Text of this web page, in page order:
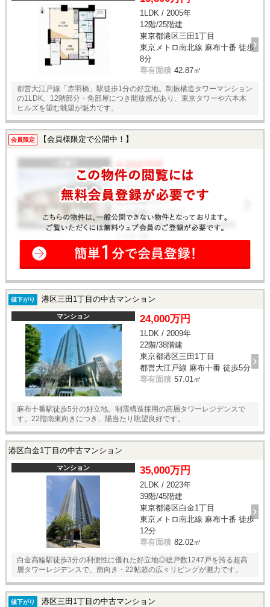
1LDK / 2005年
12階/25階建
東京都港区三田1丁目
東京メトロ南北線 麻布十番 徒歩
8分
専有面積 42.87㎡
都営大江戸線「赤羽橋」駅徒歩1分の好立地。制振構造タワーマンション
の1LDK。12階部分・角部屋につき開放感があり、東京タワーや六本木
ヒルズを望む眺望が魅力です。
会員限定 【会員様限定で公開中！】
値下がり 港区三田1丁目の中古マンション
マンション 24,000万円
1LDK / 2009年
22階/38階建
東京都港区三田1丁目
都営大江戸線 麻布十番 徒歩5分
専有面積 57.01㎡
麻布十番駅徒歩5分の好立地。制震構造採用の高層タワーレジデンスで
す。22階南東向きにつき、陽当たり眺望良好です。
港区白金1丁目の中古マンション
マンション 35,000万円
2LDK / 2023年
39階/45階建
東京都港区白金1丁目
東京メトロ南北線 麻布十番 徒歩
12分
専有面積 82.02㎡
白金高輪駅徒歩3分の利便性に優れた好立地◎総戸数1247戸を誇る超高
層タワーレジデンスで、南向き・22帖超の広々リビングが魅力です。
値下がり 港区三田1丁目の中古マンション